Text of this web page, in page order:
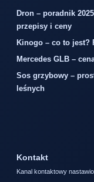
Dron – poradnik
przepisy i ceny
Kinogo – co to jest?
Mercedes GLB –
Sos grzybowy –
leśnych
Kontakt
Kanal kontaktowy